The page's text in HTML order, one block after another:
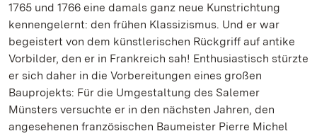
1765 und 1766 eine damals ganz neue Kunstrichtung
kennengelernt: den frühen Klassizismus. Und er war
begeistert von dem künstlerischen Rückgriff auf antike
Vorbilder, den er in Frankreich sah! Enthusiastisch stürzte
er sich daher in die Vorbereitungen eines großen
Bauprojekts: Für die Umgestaltung des Salemer
Münsters versuchte er in den nächsten Jahren, den
angesehenen französischen Baumeister Pierre Michel